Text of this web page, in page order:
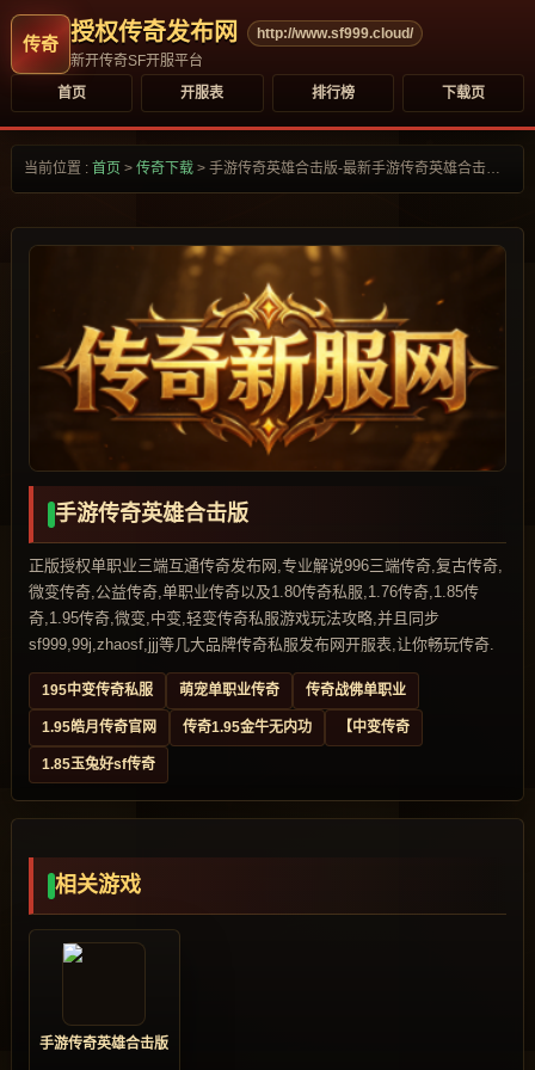
授权传奇发布网
http://www.sf999.cloud/
新开传奇SF开服平台
首页
开服表 排行榜 下载页
当前位置 : 首页 > 传奇下载 > 手游传奇英雄合击版-最新手游传奇英雄合击版合集大全-
手游传奇英雄合击版
正版授权单职业三端互通传奇发布网,专业解说996三端传奇,复古传奇,
微变传奇,公益传奇,单职业传奇以及1.80传奇私服,1.76传奇,1.85传
奇,1.95传奇,微变,中变,轻变传奇私服游戏玩法攻略,并且同步
sf999,99j,zhaosf,jjj等几大品牌传奇私服发布网开服表,让你畅玩传奇.
195中变传奇私服 萌宠单职业传奇 传奇战佛单职业
1.95皓月传奇官网 传奇1.95金牛无内功 【中变传奇
1.85玉兔好sf传奇
相关游戏
手游传奇英雄合击版